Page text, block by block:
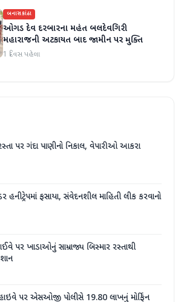
બનાસકાંઠા
ઓગડ દેવ દરબારના મહંત બલદેવગિરી
મહારાજની અટકાયત બાદ જામીન પર મુક્તિ
1 દિવસ પહેલા
રસ્તા પર ગંદા પાણીનો નિકાલ, વેપારીઓ આકરા
હનીટ્રેપમાં ફસાયા, સંવેદનશીલ માહિતી લીક કરવાનો
પર ખાડાઓનું સામ્રાજ્ય બિસ્માર રસ્તાથી
પર એસઓજી પોલીસે 19.80 લાખનું મોર્ફિન